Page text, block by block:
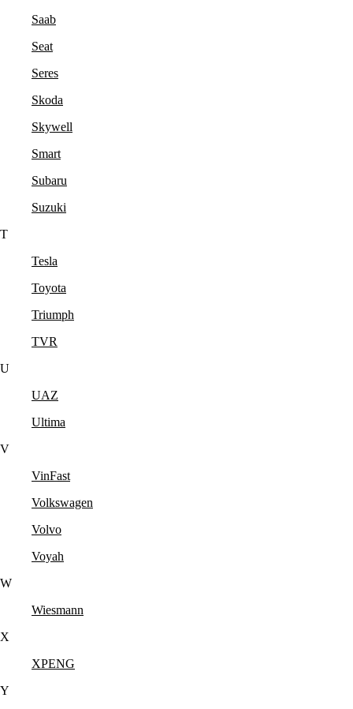
Saab
Seat
Seres
Skoda
Skywell
Smart
Subaru
Suzuki
T
Tesla
Toyota
Triumph
TVR
U
UAZ
Ultima
V
VinFast
Volkswagen
Volvo
Voyah
W
Wiesmann
X
XPENG
Y